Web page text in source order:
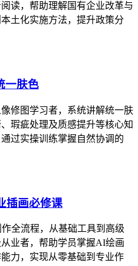
读，帮助理解国有企业改革与
土化实施方法，提升政策分
一肤色
修图学习者，系统讲解统一肤
瑕疵处理及质感提升等核心知
过实操训练掌握自然协调的
插画必修课
全流程，从基础工具到高级
业者，帮助学员掌握AI绘画
力，实现从零基础到专业作